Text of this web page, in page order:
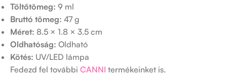
Töltőtömeg: 9 ml
Bruttó tömeg: 47 g
Méret: 8.5 × 1.8 × 3.5 cm
Oldhatóság: Oldható
Kötés: UV/LED lámpa
Fedezd fel további CANNI termékeinket is.